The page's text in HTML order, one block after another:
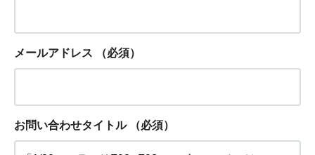
メールアドレス （必須）
お問い合わせタイトル （必須）